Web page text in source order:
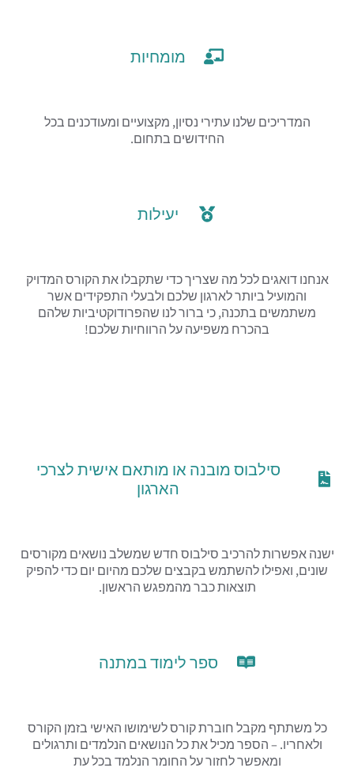
מומחיות
המדריכים שלנו עתירי נסיון, מקצועיים ומעודכנים בכל
החידושים בתחום.
יעילות
אנחנו דואגים לכל מה שצריך כדי שתקבלו את הקורס המדויק
והמועיל ביותר לארגון שלכם ולבעלי התפקידים אשר
משתמשים בתכנה, כי ברור לנו שהפרודוקטיביות שלהם
בהכרח משפיעה על הרווחיות שלכם!
סילבוס מובנה או מותאם אישית לצרכי
הארגון
ישנה אפשרות להרכיב סילבוס חדש שמשלב נושאים מקורסים
שונים, ואפילו להשתמש בקבצים שלכם מהיום יום כדי להפיק
תוצאות כבר מהמפגש הראשון.
ספר לימוד במתנה
כל משתתף מקבל חוברת קורס לשימושו האישי בזמן הקורס
ולאחריו. – הספר מכיל את כל הנושאים הנלמדים ותרגולים
ומאפשר לחזור על החומר הנלמד בכל עת